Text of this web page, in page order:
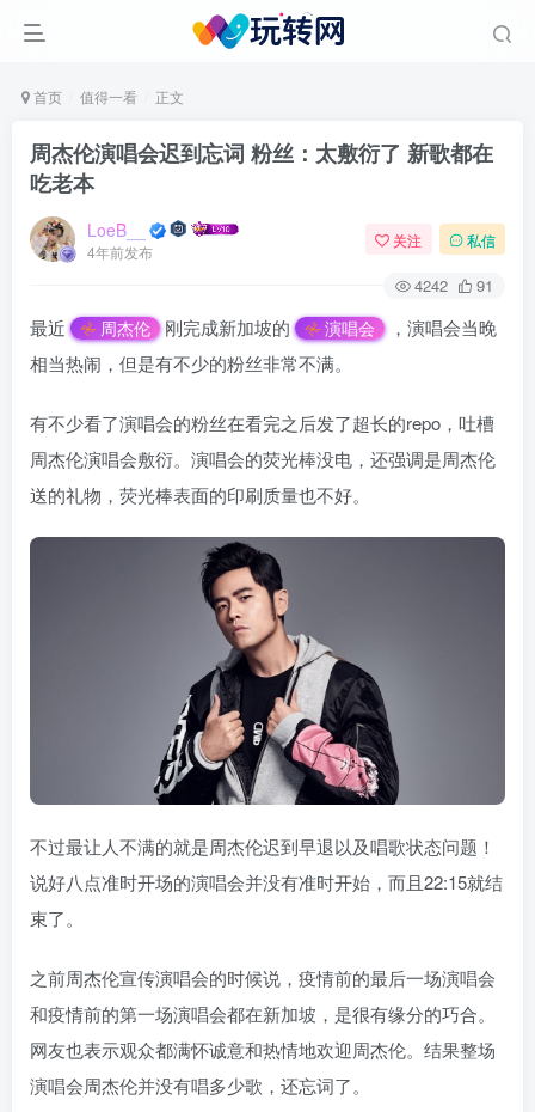
首页 值得一看 正文
周杰伦演唱会迟到忘词 粉丝：太敷衍了 新歌都在
吃老本
LoeB__
4年前发布
关注 私信
4242 91
最近 周杰伦 刚完成新加坡的 演唱会
，演唱会当晚
相当热闹，但是有不少的粉丝非常不满。
有不少看了演唱会的粉丝在看完之后发了超长的repo，吐槽
周杰伦演唱会敷衍。演唱会的荧光棒没电，还强调是周杰伦
送的礼物，荧光棒表面的印刷质量也不好。
不过最让人不满的就是周杰伦迟到早退以及唱歌状态问题！
说好八点准时开场的演唱会并没有准时开始，而且22:15就结
束了。
之前周杰伦宣传演唱会的时候说，疫情前的最后一场演唱会
和疫情前的第一场演唱会都在新加坡，是很有缘分的巧合。
网友也表示观众都满怀诚意和热情地欢迎周杰伦。结果整场
演唱会周杰伦并没有唱多少歌，还忘词了。